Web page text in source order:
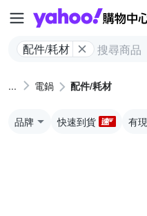
配件/耗材
電鍋 配件/耗材
品牌 快速到貨 有